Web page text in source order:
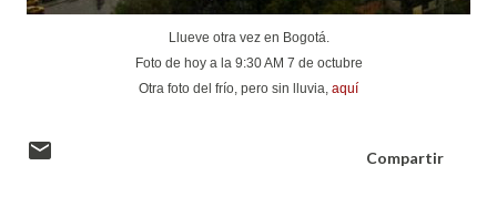
Llueve otra vez en Bogotá.
Foto de hoy a la 9:30 AM 7 de octubre
Otra foto del frío, pero sin lluvia, aquí
Compartir